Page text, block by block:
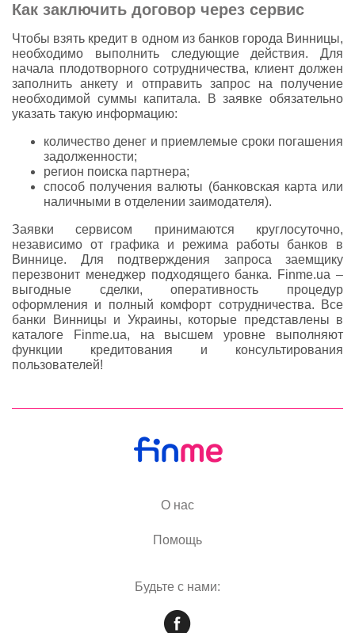
Как заключить договор через сервис
Чтобы взять кредит в одном из банков города Винницы,
необходимо выполнить следующие действия. Для
начала плодотворного сотрудничества, клиент должен
заполнить анкету и отправить запрос на получение
необходимой суммы капитала. В заявке обязательно
указать такую информацию:
количество денег и приемлемые сроки погашения
задолженности;
регион поиска партнера;
способ получения валюты (банковская карта или
наличными в отделении заимодателя).
Заявки сервисом принимаются круглосуточно,
независимо от графика и режима работы банков в
Виннице. Для подтверждения запроса заемщику
перезвонит менеджер подходящего банка. Finme.ua –
выгодные сделки, оперативность процедур
оформления и полный комфорт сотрудничества. Все
банки Винницы и Украины, которые представлены в
каталоге Finme.ua, на высшем уровне выполняют
функции кредитования и консультирования
пользователей!
О нас
Помощь
Будьте с нами: